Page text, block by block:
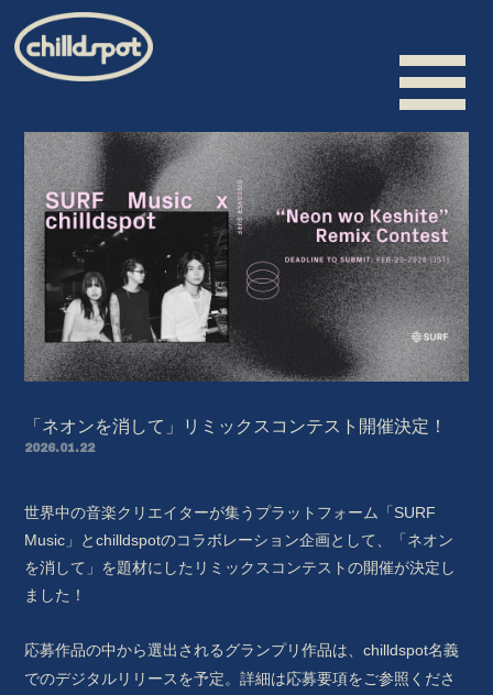
HOME
INFORMATION
SCHEDULE
BIOGRAPHY
VIDEO
「ネオンを消して」リミックスコンテスト開催決定！
2026.01.22
世界中の音楽クリエイターが集うプラットフォーム「SURF
Music」とchilldspotのコラボレーション企画として、「ネオン
を消して」を題材にしたリミックスコンテストの開催が決定し
ました！
応募作品の中から選出されるグランプリ作品は、chilldspot名義
でのデジタルリリースを予定。詳細は応募要項をご参照くださ